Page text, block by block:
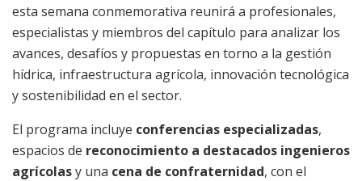
esta semana conmemorativa reunirá a profesionales,
especialistas y miembros del capítulo para analizar los
avances, desafíos y propuestas en torno a la gestión
hídrica, infraestructura agrícola, innovación tecnológica
y sostenibilidad en el sector.
El programa incluye conferencias especializadas,
espacios de reconocimiento a destacados ingenieros
agrícolasy una cena de confraternidad, con el